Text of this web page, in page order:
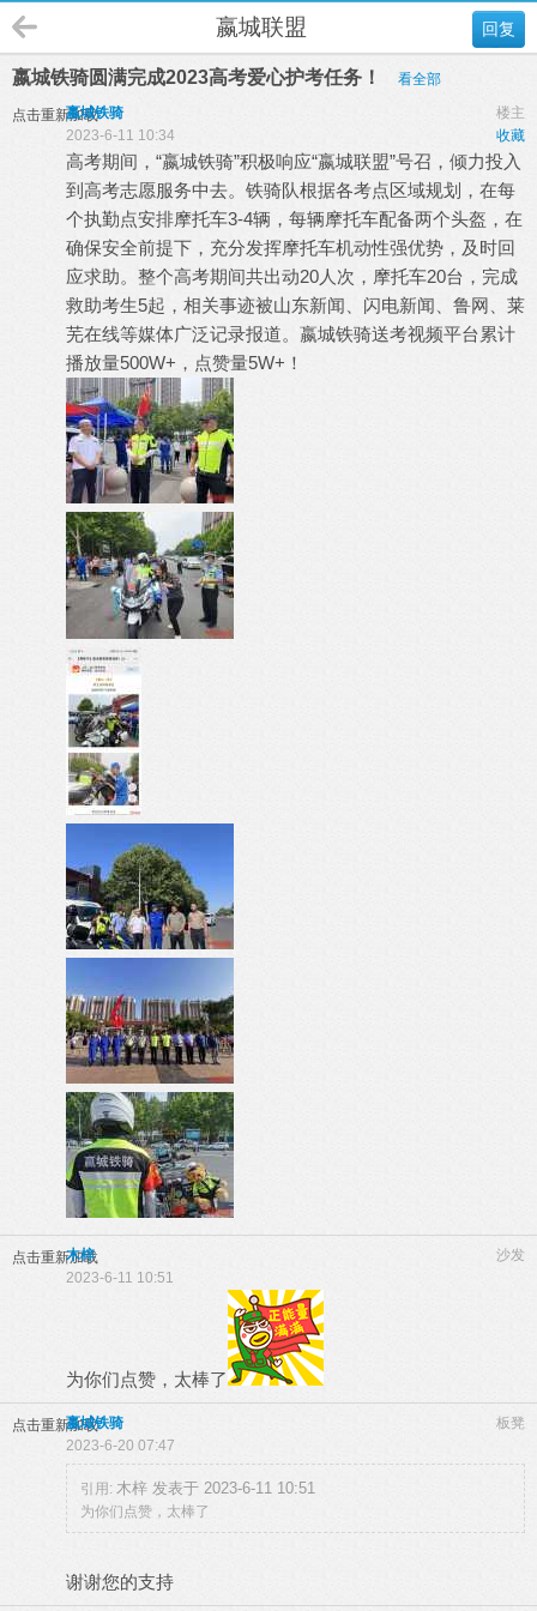
回复
嬴城联盟
嬴城铁骑圆满完成2023高考爱心护考任务！ 看全部
点击重新加载 楼主
嬴城铁骑
收藏
2023-6-11 10:34
高考期间，“嬴城铁骑”积极响应“嬴城联盟”号召，倾力投入
到高考志愿服务中去。铁骑队根据各考点区域规划，在每
个执勤点安排摩托车3-4辆，每辆摩托车配备两个头盔，在
确保安全前提下，充分发挥摩托车机动性强优势，及时回
应求助。整个高考期间共出动20人次，摩托车20台，完成
救助考生5起，相关事迹被山东新闻、闪电新闻、鲁网、莱
芜在线等媒体广泛记录报道。嬴城铁骑送考视频平台累计
播放量500W+，点赞量5W+！
点击重新加载 沙发
木梓
2023-6-11 10:51
为你们点赞，太棒了
点击重新加载 板凳
嬴城铁骑
2023-6-20 07:47
引用: 木梓 发表于 2023-6-11 10:51
为你们点赞，太棒了
谢谢您的支持